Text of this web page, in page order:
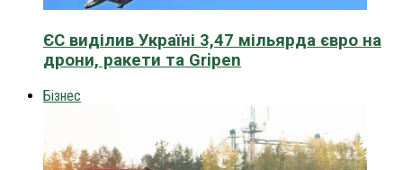
ЄС виділив Україні 3,47 мільярда євро на
дрони, ракети та Gripen
Бізнес